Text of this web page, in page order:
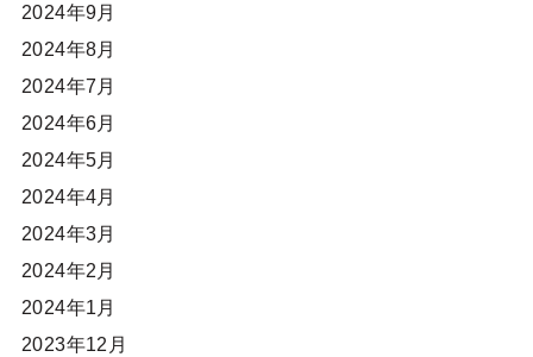
2024年9月
2024年8月
2024年7月
2024年6月
2024年5月
2024年4月
2024年3月
2024年2月
2024年1月
2023年12月